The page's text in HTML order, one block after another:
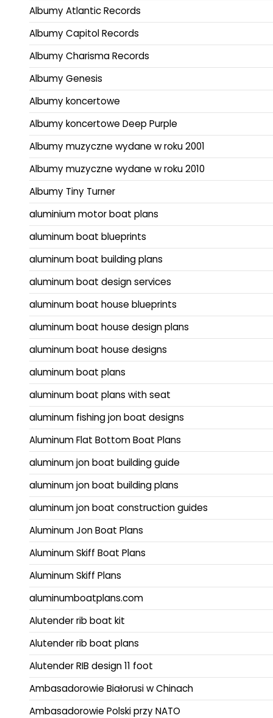
Albumy Atlantic Records
Albumy Capitol Records
Albumy Charisma Records
Albumy Genesis
Albumy koncertowe
Albumy koncertowe Deep Purple
Albumy muzyczne wydane w roku 2001
Albumy muzyczne wydane w roku 2010
Albumy Tiny Turner
aluminium motor boat plans
aluminum boat blueprints
aluminum boat building plans
aluminum boat design services
aluminum boat house blueprints
aluminum boat house design plans
aluminum boat house designs
aluminum boat plans
aluminum boat plans with seat
aluminum fishing jon boat designs
Aluminum Flat Bottom Boat Plans
aluminum jon boat building guide
aluminum jon boat building plans
aluminum jon boat construction guides
Aluminum Jon Boat Plans
Aluminum Skiff Boat Plans
Aluminum Skiff Plans
aluminumboatplans.com
Alutender rib boat kit
Alutender rib boat plans
Alutender RIB design 11 foot
Ambasadorowie Białorusi w Chinach
Ambasadorowie Polski przy NATO